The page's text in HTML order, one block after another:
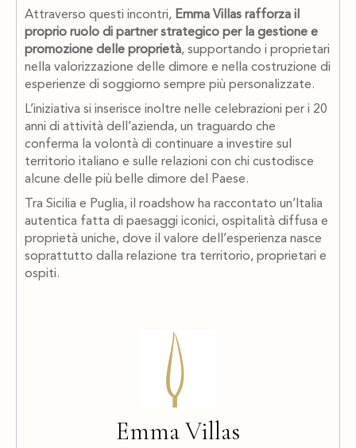
Attraverso questi incontri, Emma Villas rafforza il
proprio ruolo di partner strategico per la gestione e
promozione delle proprietà, supportando i proprietari
nella valorizzazione delle dimore e nella costruzione di
esperienze di soggiorno sempre più personalizzate.
L’iniziativa si inserisce inoltre nelle celebrazioni per i 20
anni di attività dell’azienda, un traguardo che
conferma la volontà di continuare a investire sul
territorio italiano e sulle relazioni con chi custodisce
alcune delle più belle dimore del Paese.
Tra Sicilia e Puglia, il roadshow ha raccontato un’Italia
autentica fatta di paesaggi iconici, ospitalità diffusa e
proprietà uniche, dove il valore dell’esperienza nasce
soprattutto dalla relazione tra territorio, proprietari e
ospiti.
Emma Villas